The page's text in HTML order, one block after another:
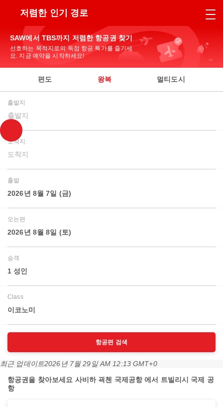
저렴한 인기 경로
SAW에서 TBS까지 저렴한 항공권 찾기
선호하는 목적지로의 독점 항공 특가를 즐기세
요. 지금 예약을 시작하세요!
편도 왕복 멀티도시
출발지
출발지
도착지
도착지
출발
2026년 8월 7일 (금)
오는편
2026년 8월 8일 (토)
승객
1 성인
Class
이코노미
항공편 검색
최근 업데이트2026년 7월 29일 AM 12:13 GMT+0
항공권을 찾아보세요 사비하 괵첸 국제공항 에서 트빌리시 국제 공
항